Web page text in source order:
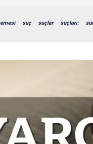
suç suçlar suçları: